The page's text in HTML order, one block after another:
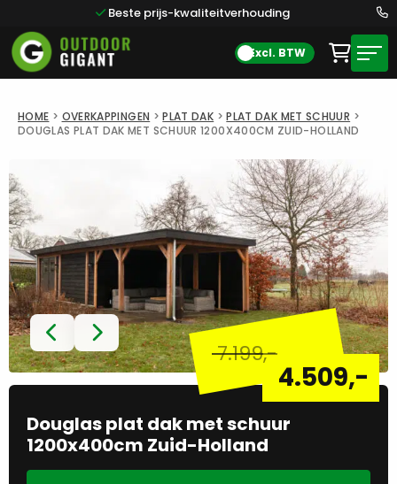
Beste prijs-kwaliteitverhouding
Excl. BTW
HOME > OVERKAPPINGEN >PLAT DAK >PLAT DAK MET SCHUUR >
DOUGLAS PLAT DAK MET SCHUUR 1200X400CM ZUID-HOLLAND
Douglas plat dak met schuur
1200x400cm Zuid-Holland
7.199,-
4.509,-